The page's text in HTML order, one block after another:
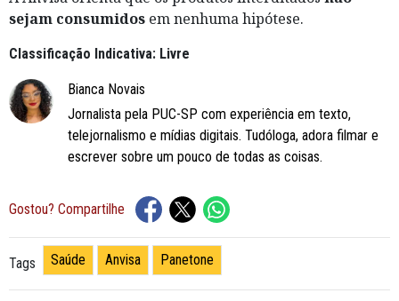
sejam consumidos em nenhuma hipótese.
Classificação Indicativa: Livre
Bianca Novais
Jornalista pela PUC-SP com experiência em texto,
telejornalismo e mídias digitais. Tudóloga, adora filmar e
escrever sobre um pouco de todas as coisas.
Gostou? Compartilhe
Tags Saúde Anvisa Panetone